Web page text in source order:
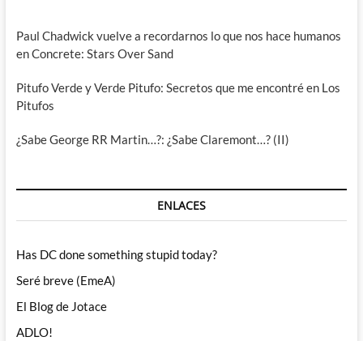
Paul Chadwick vuelve a recordarnos lo que nos hace humanos
en Concrete: Stars Over Sand
Pitufo Verde y Verde Pitufo: Secretos que me encontré en Los
Pitufos
¿Sabe George RR Martin…?: ¿Sabe Claremont…? (II)
ENLACES
Has DC done something stupid today?
Seré breve (EmeA)
El Blog de Jotace
ADLO!